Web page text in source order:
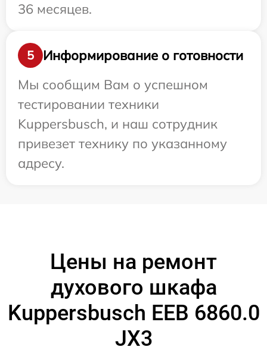
36 месяцев.
5
Информирование о готовности
Мы сообщим Вам о успешном
тестировании техники
Kuppersbusch, и наш сотрудник
привезет технику по указанному
адресу.
Цены на ремонт
духового шкафа
Kuppersbusch EEB 6860.0
JX3